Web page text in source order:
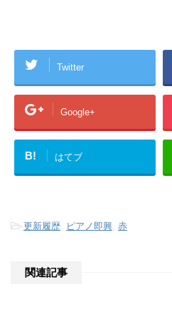
Twitter
Google+
B! はてブ
-更新履歴, ピアノ即興, 赤
関連記事